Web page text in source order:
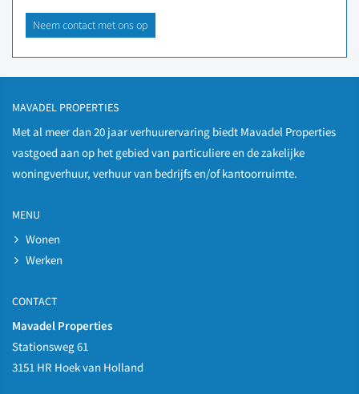
Neem contact met ons op
MAVADEL PROPERTIES
Met al meer dan 20 jaar verhuurervaring biedt Mavadel Properties
vastgoed aan op het gebied van particuliere en de zakelijke
woningverhuur, verhuur van bedrijfs en/of kantoorruimte.
MENU
Wonen
Werken
CONTACT
Mavadel Properties
Stationsweg 61
3151 HR Hoek van Holland